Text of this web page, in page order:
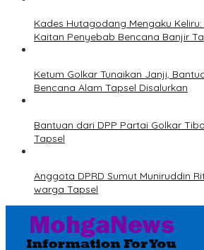
Kades Hutagodang Mengaku Keliru:
Kaitan Penyebab Bencana Banjir
Ketum Golkar Tunaikan Janji,
Bencana Alam Tapsel Disalurkan
Bantuan dari DPP Partai Golkar
Tapsel
Anggota DPRD Sumut Muniruddin
warga Tapsel